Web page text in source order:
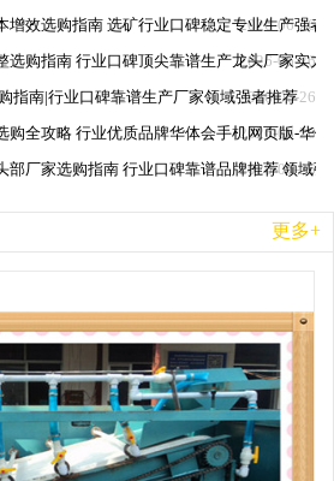
2026-06-26
增效选购指南 选矿行业口碑稳定专业生产强者
2026-06-26
选购指南 行业口碑顶尖靠谱生产龙头厂家实力
2026-06-26
指南|行业口碑靠谱生产厂家领域强者推荐
2026-06-26
购全攻略 行业优质品牌华体会手机网页版-华
2026-06-26
部厂家选购指南 行业口碑靠谱品牌推荐 领域
更多+